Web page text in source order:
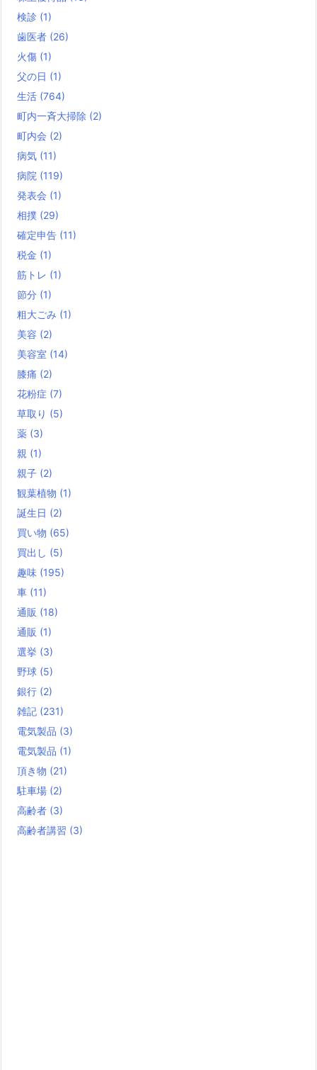
検診 (1)
歯医者 (26)
火傷 (1)
父の日 (1)
生活 (764)
町内一斉大掃除 (2)
町内会 (2)
病気 (11)
病院 (119)
発表会 (1)
相撲 (29)
確定申告 (11)
税金 (1)
筋トレ (1)
節分 (1)
粗大ごみ (1)
美容 (2)
美容室 (14)
膝痛 (2)
花粉症 (7)
草取り (5)
薬 (3)
親 (1)
親子 (2)
観葉植物 (1)
誕生日 (2)
買い物 (65)
買出し (5)
趣味 (195)
車 (11)
通販 (18)
通販 (1)
選挙 (3)
野球 (5)
銀行 (2)
雑記 (231)
電気製品 (3)
電気製品 (1)
頂き物 (21)
駐車場 (2)
高齢者 (3)
高齢者講習 (3)